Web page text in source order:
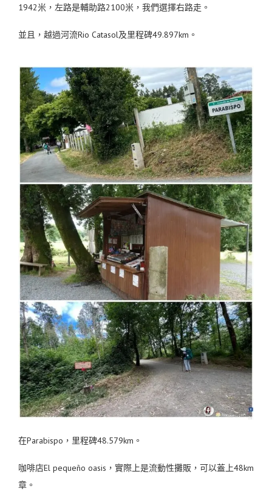
1942米，左路是輔助路2100米，我們選擇右路走。
並且，越過河流Rio Catasol及里程碑49.897km。
在Parabispo，里程碑48.579km。
咖啡店El pequeño oasis，實際上是流動性攤販，可以蓋上48km
章。